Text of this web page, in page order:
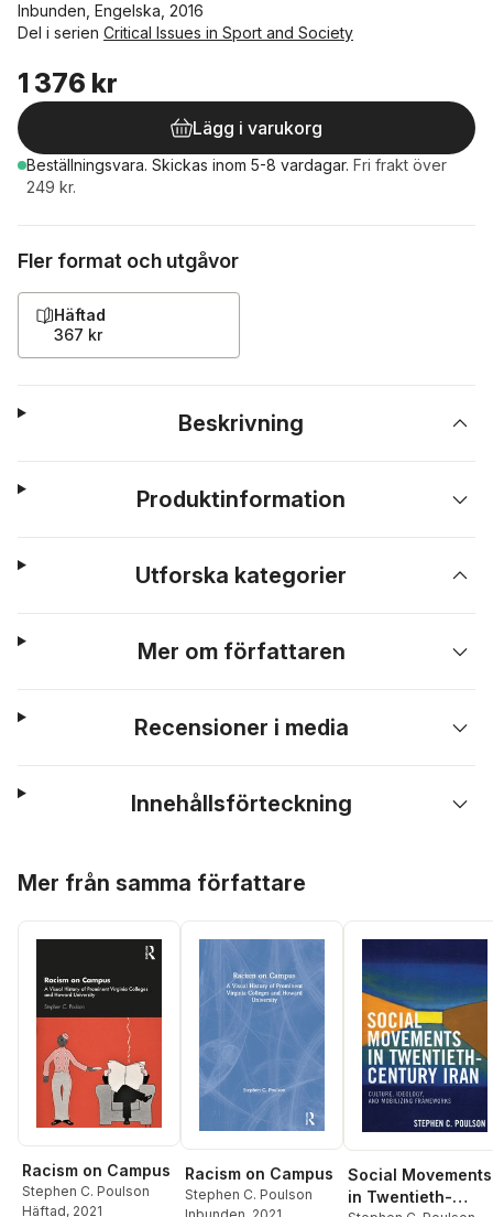
Inbunden, Engelska, 2016
Del i serien Critical Issues in Sport and Society
1 376 kr
Lägg i varukorg
Beställningsvara. Skickas inom 5-8 vardagar. Fri frakt över
249 kr.
Fler format och utgåvor
Häftad
367 kr
Beskrivning
Produktinformation
Utforska kategorier
Mer om författaren
Recensioner i media
Innehållsförteckning
Mer från samma författare
Racism on Campus
Stephen C. Poulson
Häftad, 2021
Racism on Campus
Stephen C. Poulson
Social Movements
in Twentieth-